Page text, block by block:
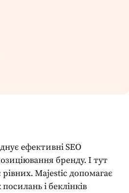
ефективніSEO
бренду. І тут
рівних. Majestic допомагає
і беклінків